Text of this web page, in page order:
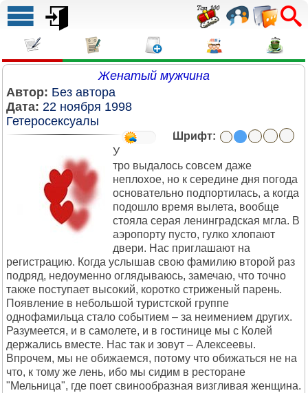
Женатый мужчина
Автор: Без автора
Дата: 22 ноября 1998
Гетеросексуалы
Шрифт:
У
тро выдалось совсем даже
неплохое, но к середине дня погода
основательно подпортилась, а когда
подошло время вылета, вообще
стояла серая ленинградская мгла. В
аэропорту пусто, гулко хлопают
двери. Нас приглашают на
регистрацию. Когда услышав свою фамилию второй раз
подряд, недоуменно оглядываюсь, замечаю, что точно
также поступает высокий, коротко стриженый парень.
Появление в небольшой туристской группе
однофамильца стало событием – за неимением других.
Разумеется, и в самолете, и в гостинице мы с Колей
держались вместе. Нас так и зовут – Алексеевы.
Впрочем, мы не обижаемся, потому что обижаться не на
что, к тому же лень, ибо мы сидим в ресторане
"Мельница", где поет свинообразная визгливая женщина.